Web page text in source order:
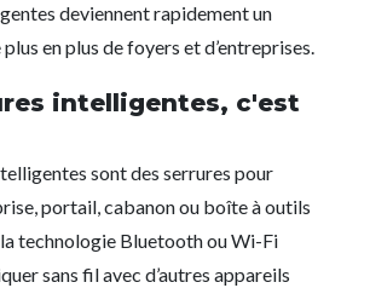
deviennent rapidement un
en plus de foyers et d’entreprises.
intelligentes, c'est
sont des serrures pour
portail, cabanon ou boîte à outils
technologie Bluetooth ou Wi-Fi
sans fil avec d’autres appareils